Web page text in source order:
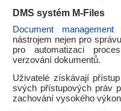
DMS systém M-Files
Document
nástrojem nejen pro
pro automatizaci
verzování dokumentů.
Uživatelé získávají
svých přístupových práv
zachování vysokého